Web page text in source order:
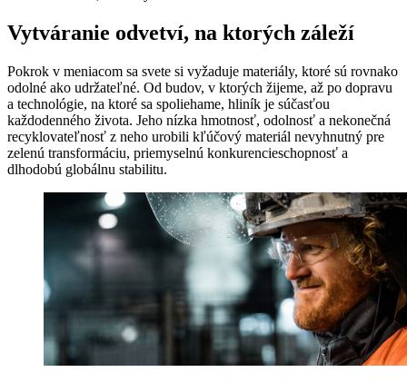
Vytváranie odvetví, na ktorých záleží
Pokrok v meniacom sa svete si vyžaduje materiály, ktoré sú rovnako
odolné ako udržateľné. Od budov, v ktorých žijeme, až po dopravu
a technológie, na ktoré sa spoliehame, hliník je súčasťou
každodenného života. Jeho nízka hmotnosť, odolnosť a nekonečná
recyklovateľnosť z neho urobili kľúčový materiál nevyhnutný pre
zelenú transformáciu, priemyselnú konkurencieschopnosť a
dlhodobú globálnu stabilitu.